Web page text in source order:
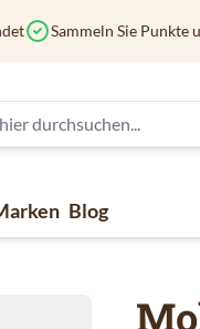
Sammeln Sie Punkte
submenu for
Blog